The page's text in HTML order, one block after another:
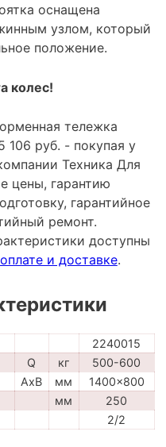
оснащена
узлом, который
положение.
колес!
тележка
106 руб. - покупая у
Техника Для
цены, гарантию
гарантийное
ремонт.
доступны
оплате и доставке.
2240015
Q кг
500-600
AxB мм
1400x800
мм
250
2/2